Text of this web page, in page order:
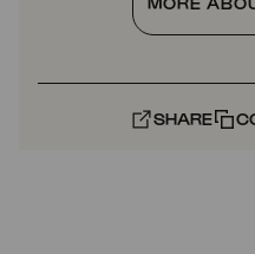
SHARE